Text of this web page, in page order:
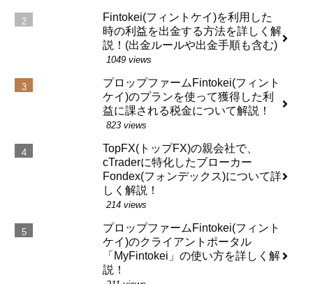
Fintokei(フィントケイ)を利用した
時の利益を出金する方法を詳しく解
説！(出金ルールや出金手順も含む)
1049 views
プロップファームFintokei(フィント
ケイ)のプランを使って獲得した利
益に課される税金について解説！
823 views
TopFX(トップFX)の親会社で、
cTraderに特化したブローカー
Fondex(フォンデックス)について詳
しく解説！
214 views
プロップファームFintokei(フィント
ケイ)のクライアントポータル
「MyFintokei」の使い方を詳しく解
説！